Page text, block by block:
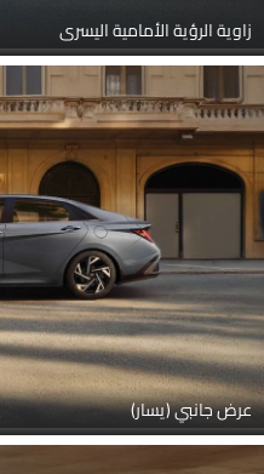
زاوية الرؤية الأمامية اليسرى
عرض جانبي (يسار)